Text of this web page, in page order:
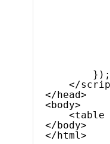
});
</
</head>
<body>
<table
</body>
</html>